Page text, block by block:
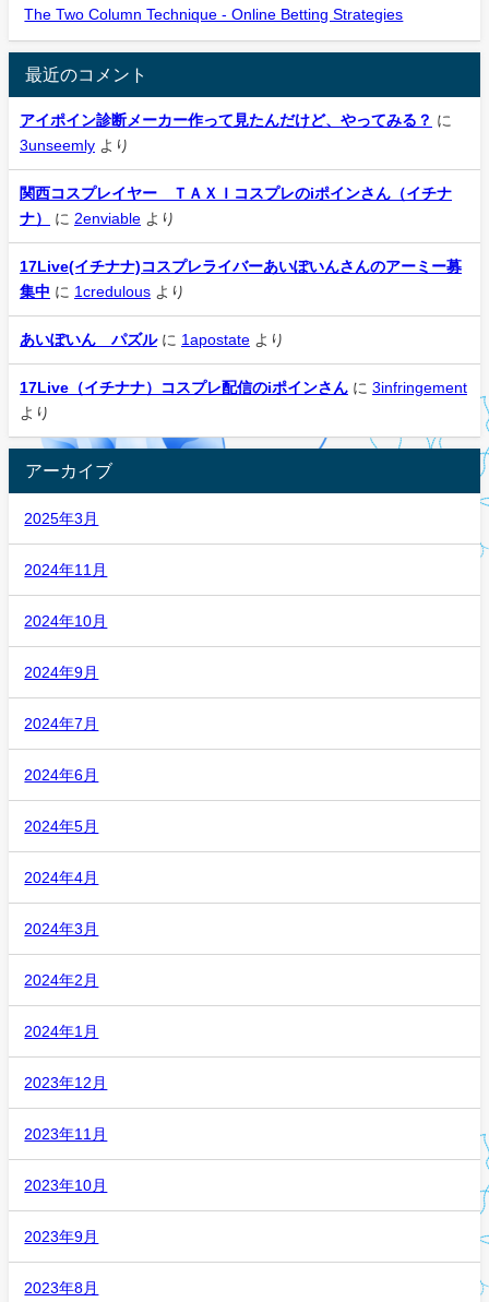
The Two Column Technique - Online Betting Strategies
最近のコメント
アイポイン診断メーカー作って見たんだけど、やってみる？ に
3unseemly より
関西コスプレイヤー ＴＡＸＩコスプレのiポインさん（イチナ
ナ）
に 2enviable より
17Live(イチナナ)コスプレライバーあいぽいんさんのアーミー募
集中 に 1credulous より
あいぽいん パズルに 1apostate より
17Live（イチナナ）コスプレ配信のiポインさん に 3infringement
より
アーカイブ
2025年3月
2024年11月
2024年10月
2024年9月
2024年7月
2024年6月
2024年5月
2024年4月
2024年3月
2024年2月
2024年1月
2023年12月
2023年11月
2023年10月
2023年9月
2023年8月